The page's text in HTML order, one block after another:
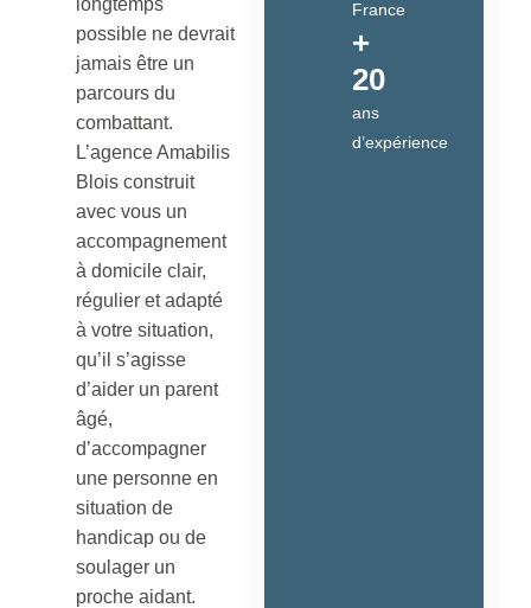
longtemps
possible ne devrait
jamais être un
parcours du
combattant.
L’agence Amabilis
Blois construit
avec vous un
accompagnement
à domicile clair,
régulier et adapté
à votre situation,
qu’il s’agisse
d’aider un parent
âgé,
d’accompagner
une personne en
situation de
handicap ou de
soulager un
proche aidant.
France
+
20
ans
d’expérience